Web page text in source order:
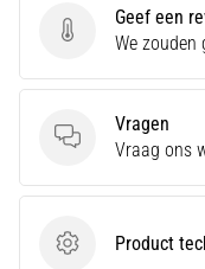
artikelen
Geef een review
Geef een
We zouden
Vragen
Vragen
Vraag ons
ProductProduct